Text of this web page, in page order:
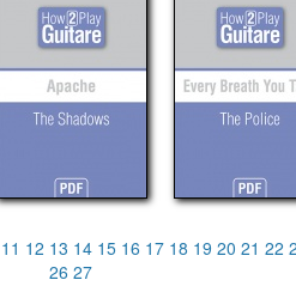
11 12 13 14 15 16 17 18 19 20 21 22
26 27